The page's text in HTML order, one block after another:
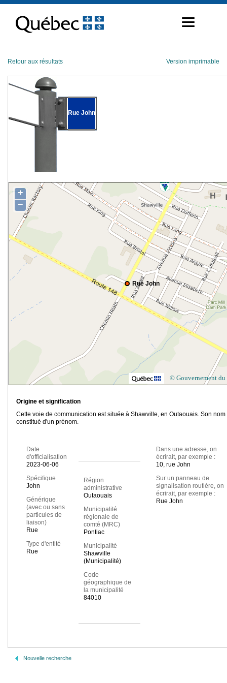
contenu
Retour aux résultats Version imprimable
Rue John
Rue John
+
−
© Gouvernement du
Origine et signification
Cette voie de communication est située à Shawville, en Outaouais. Son nom
constitué d'un prénom.
Date
d'officialisation
2023-06-06
Spécifique
John
Générique
(avec ou sans
particules de
liaison)
Rue
Type d'entité
Rue
Région
administrative
Outaouais
Municipalité
régionale de
comté (MRC)
Pontiac
Municipalité
Shawville
(Municipalité)
Code
géographique de
la municipalité
84010
Dans une adresse, on
écrirait, par exemple :
10, rue John
Sur un panneau de
signalisation routière, on
écrirait, par exemple :
Rue John
Nouvelle recherche